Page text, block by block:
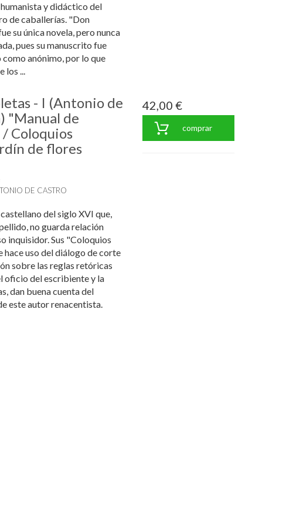
y didáctico del
de caballerías. "Don
su única novela, pero nunca
pues su manuscrito fue
anónimo, por lo que
los ...
- I (Antonio de
"Manual de
Coloquios
de flores
DE CASTRO
del siglo XVI que,
no guarda relación
inquisidor. Sus "Coloquios
hace uso del diálogo de corte
sobre las reglas retóricas
oficio del escribiente y la
dan buena cuenta del
este autor renacentista.
42,00 €
comprar